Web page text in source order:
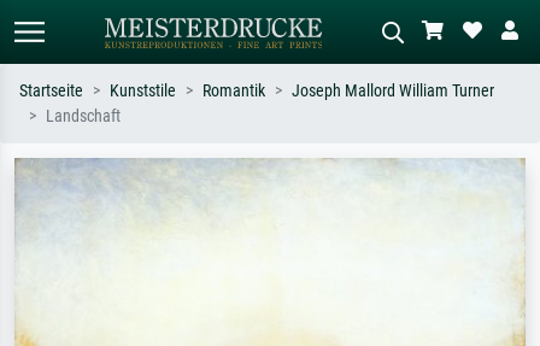
Suchen Sie nach Künstlern, Werktiteln
Startseite Kunststile Romantik
Joseph Mallord William Turner
Landschaft